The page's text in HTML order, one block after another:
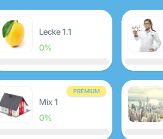
Lecke 1.1
0%
PRÉMIUM
Mix 1
0%